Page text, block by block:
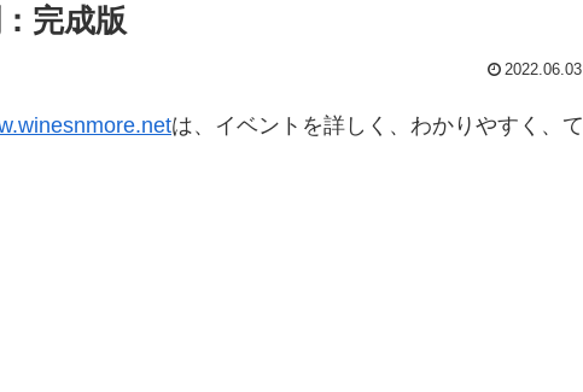
完成版
2022.06.03
は、イベントを詳しく、わかりやすく、て